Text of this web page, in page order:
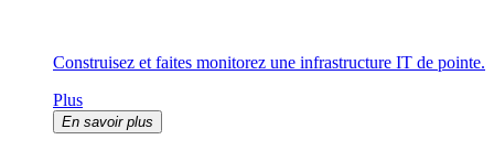
Construisez et faites monitorez une infrastructure IT de pointe.
Plus
En savoir plus